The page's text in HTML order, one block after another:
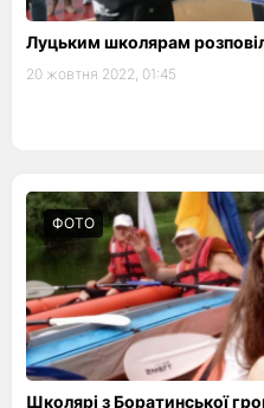
Луцьким школярам
20 жовтня 2022, 01:45
ФОТО
Школярі з Боратинської